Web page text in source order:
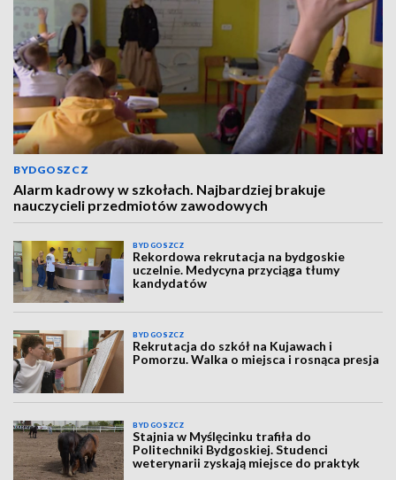
BYDGOSZCZ
Alarm kadrowy w szkołach. Najbardziej brakuje
nauczycieli przedmiotów zawodowych
BYDGOSZCZ
Rekordowa rekrutacja na bydgoskie
uczelnie. Medycyna przyciąga tłumy
kandydatów
BYDGOSZCZ
Rekrutacja do szkół na Kujawach i
Pomorzu. Walka o miejsca i rosnąca presja
BYDGOSZCZ
Stajnia w Myślęcinku trafiła do
Politechniki Bydgoskiej. Studenci
weterynarii zyskają miejsce do praktyk